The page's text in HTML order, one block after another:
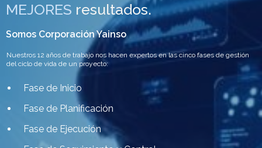
MEJORES resultados.
Somos Corporación Yainso
Nuestros 12 años de trabajo nos hacen expertos en las cinco fases de gestión
del ciclo de vida de un proyecto:
Fase de Inicio
Fase de Planificación
Fase de Ejecución